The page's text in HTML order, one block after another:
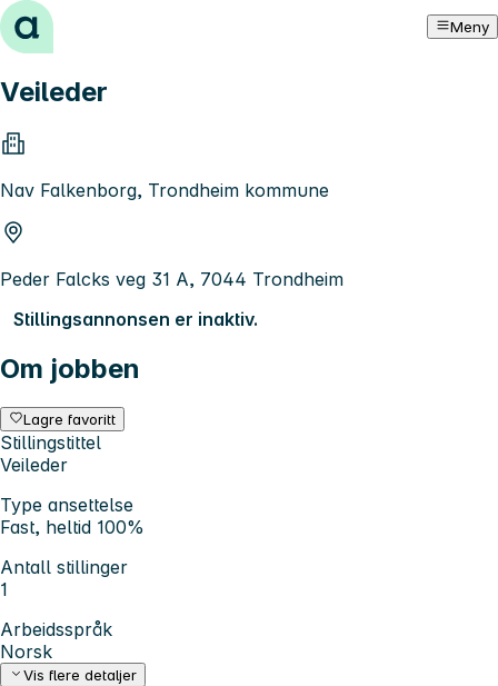
Hopp til innhold Meny
Veileder
Nav Falkenborg, Trondheim kommune
Peder Falcks veg 31 A, 7044 Trondheim
Stillingsannonsen er inaktiv.
Om jobben
Lagre favoritt
Stillingstittel
Veileder
Type ansettelse
Fast, heltid 100%
Antall stillinger
1
Arbeidsspråk
Norsk
Vis flere detaljer